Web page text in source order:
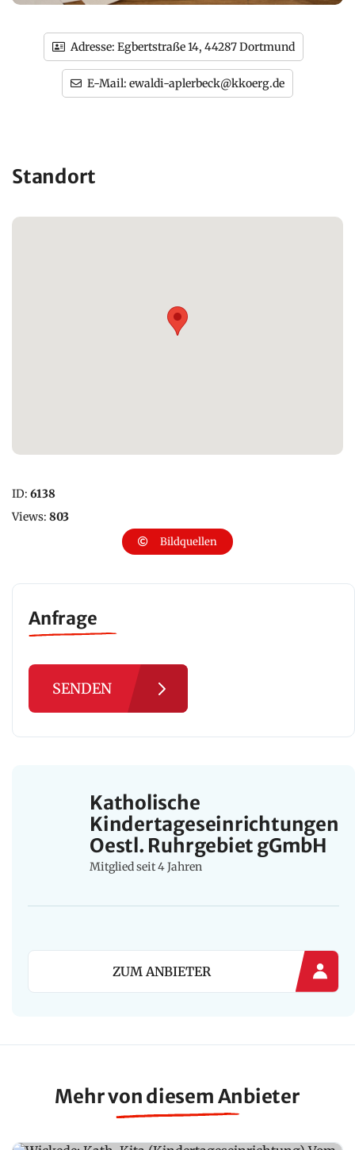
Adresse: Egbertstraße 14, 44287 Dortmund
E-Mail: ewaldi-aplerbeck@kkoerg.de
Standort
ID: 6138
Views: 803
Bildquellen
Anfrage
SENDEN
Katholische
Kindertageseinrichtungen
Oestl. Ruhrgebiet gGmbH
Mitglied seit 4 Jahren
ZUM ANBIETER
Mehr von diesem Anbieter